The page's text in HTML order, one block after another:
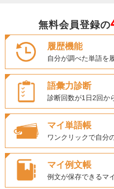
無料会員登録の
履歴機能
自分が調べた単語を
語彙力診断
診断回数が1日2回か
マイ単語帳
ワンクリックで自分
マイ例文帳
例文が保存できるマ